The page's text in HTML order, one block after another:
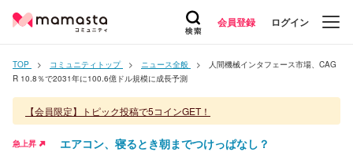
会員登録 ログイン
TOP コミュニティトップ ニュース全般
人間機械インタフェース市場、CAG
R 10.8％で2031年に100.6億ドル規模に成長予測
【会員限定】トピック投稿で5コインGET！
急上昇 エアコン、寝るとき朝までつけっぱなし？